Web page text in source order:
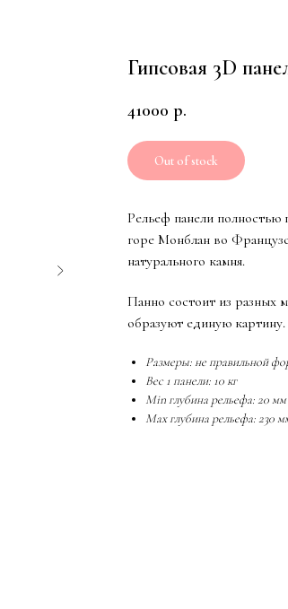
Гипсовая 3D
41000 р.
Out of stock
Рельеф панели
горе Монблан во
натурального камня.
Панно состоит из разных
образуют единую картину.
Размеры: не правильной
Вес 1 панели: 10 кг
Min глубина рельефа: 20 мм
Max глубина рельефа: 230